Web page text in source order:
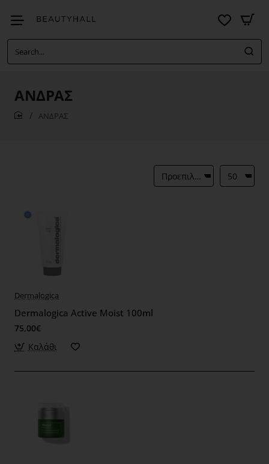
Search...
ΑΝΔΡΑΣ
ΑΝΔΡΑΣ
Dermalogica
Dermalogica Active Moist 100ml
75,00€
Καλάθι